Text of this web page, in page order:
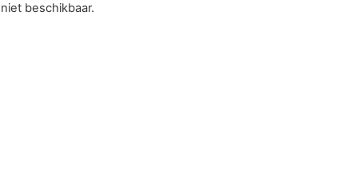
beschikbaar.